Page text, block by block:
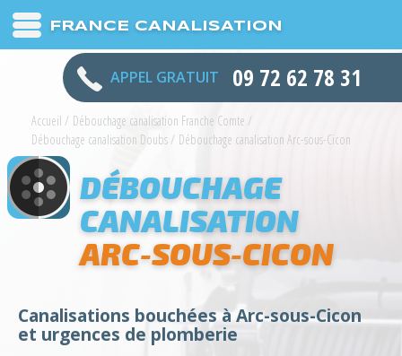
FRANCE CANALISATION
APPEL GRATUIT 09 72 62 78 31
Accueil / Débouchage canalisation Franche Comte /
Débouchage canalisation Doubs/ Débouchage canalisation Arc-sous-Cicon
DÉBOUCHAGE
CANALISATION
ARC-SOUS-CICON
Canalisations bouchées à Arc-sous-Cicon
et urgences de plomberie